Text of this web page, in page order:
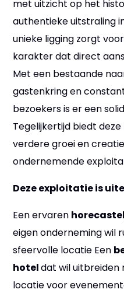
met uitzicht op het
authentieke uitstraling
unieke ligging zorgt
karakter dat direct
Met een bestaande
gastenkring en
bezoekers is er een
Tegelijkertijd biedt
verdere groei en
ondernemende
Deze exploitatie is
Een ervaren
eigen onderneming wil
sfeervolle locatie Een
hoteldat wil uitbreiden
locatie voor